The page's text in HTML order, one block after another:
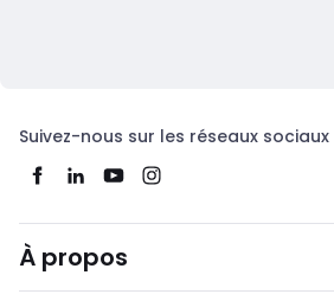
Suivez-nous sur les réseaux sociaux
À propos